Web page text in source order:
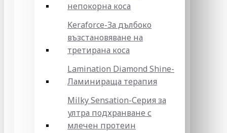
непокорна коса
Keraforce-За дълбоко
възстановяване на
третирана коса
Lamination Diamond Shine-
Ламинираща терапия
Milky Sensation-Серия за
ултра подхранване с
млечен протеин